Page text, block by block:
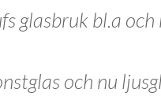
glasbruk bl.a
och nu